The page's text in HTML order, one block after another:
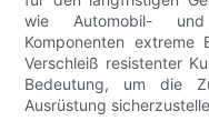
wie Automobil-
Komponenten extreme
Verschleiß resistenter
Bedeutung, um die
Ausrüstung